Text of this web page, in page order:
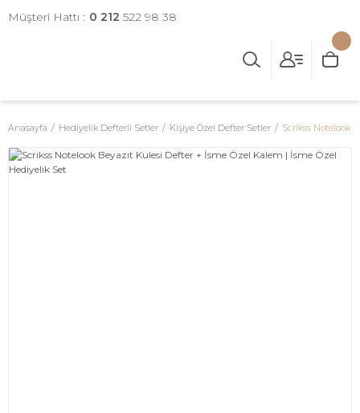
Müşteri Hattı : 0 212 522 98 38
Anasayfa Hediyelik Defterli Setler Kişiye Özel Defter Setler Scrikss Notelook